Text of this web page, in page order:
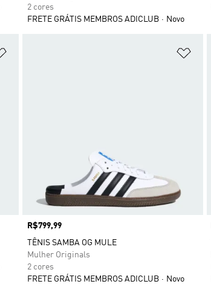
2 cores
FRETE GRÁTIS MEMBROS ADICLUB
Novo
Preço
R$799,99
TÊNIS SAMBA OG MULE
Mulher Originals
2 cores
FRETE GRÁTIS MEMBROS ADICLUB
Novo